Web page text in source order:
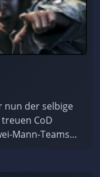
nun der selbige
CoD
Mann-Teams